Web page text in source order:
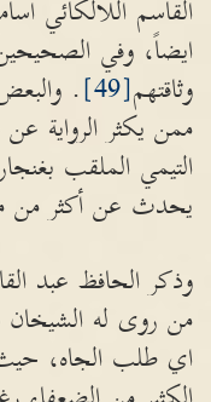
القاسم اللالكائي
ايضاً، وفي
وثاقتهم[49]
.
ممن يكثر الرواية
التيمي الملقب
يحدث عن أكثر من
وذكر الحافظ عبد
من روى له الشيخان
اي طلب الجاه،